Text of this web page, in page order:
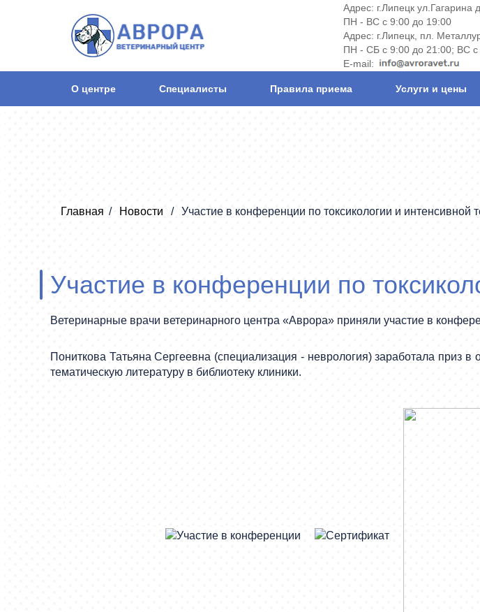
Адрес: г.Липецк ул.Гагарина
ПН - ВС с 9:00 до 19:00
Адрес: г.Липецк, пл.
ПН - СБ с 9:00 до 21:00; ВС
E-mail:
О центре Специалисты Правила приема Услуги и цены
Главная Новости Участие в конференции по токсикологии и интенсивной
Участие в конференции по
Ветеринарные врачи ветеринарного центра «Аврора» приняли участие в
Пониткова Татьяна Сергеевна (специализация - неврология) заработала приз
тематическую литературу в библиотеку клиники.